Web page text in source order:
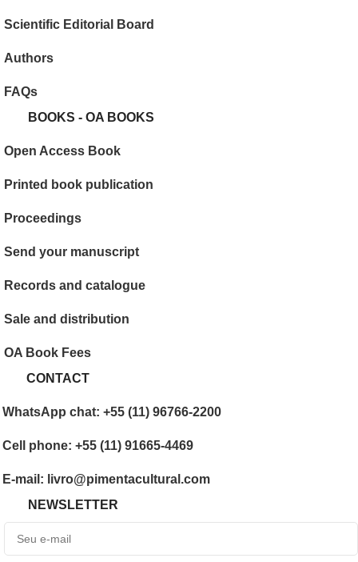
Scientific Editorial Board
Authors
FAQs
BOOKS - OA BOOKS
Open Access Book
Printed book publication
Proceedings
Send your manuscript
Records and catalogue
Sale and distribution
OA Book Fees
CONTACT
WhatsApp chat: +55 (11) 96766-2200
Cell phone: +55 (11) 91665-4469
E-mail: livro@pimentacultural.com
NEWSLETTER